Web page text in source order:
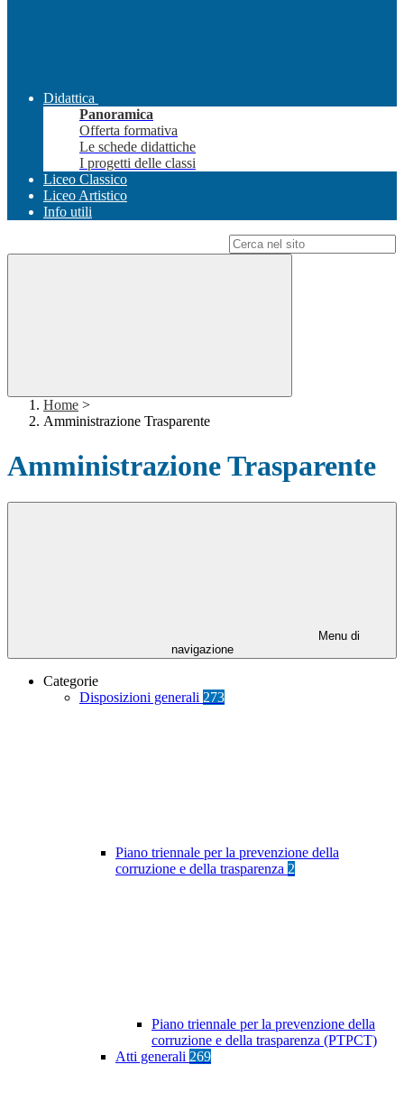
Didattica
Panoramica
Offerta formativa
Le schede didattiche
I progetti delle classi
Liceo Classico
Liceo Artistico
Info utili
Home >
Amministrazione Trasparente
Amministrazione Trasparente
Menu di
navigazione
Categorie
Disposizioni generali 273
Piano triennale per la prevenzione della
corruzione e della trasparenza 2
Piano triennale per la prevenzione della
corruzione e della trasparenza (PTPCT)
Atti generali 269